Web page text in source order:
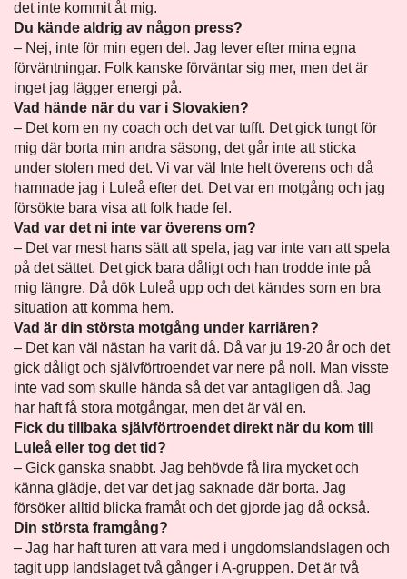
det inte kommit åt mig.
Du kände aldrig av någon press?
– Nej, inte för min egen del. Jag lever efter mina egna
förväntningar. Folk kanske förväntar sig mer, men det är
inget jag lägger energi på.
Vad hände när du var i Slovakien?
– Det kom en ny coach och det var tufft. Det gick tungt för
mig där borta min andra säsong, det går inte att sticka
under stolen med det. Vi var väl Inte helt överens och då
hamnade jag i Luleå efter det. Det var en motgång och jag
försökte bara visa att folk hade fel.
Vad var det ni inte var överens om?
– Det var mest hans sätt att spela, jag var inte van att spela
på det sättet. Det gick bara dåligt och han trodde inte på
mig längre. Då dök Luleå upp och det kändes som en bra
situation att komma hem.
Vad är din största motgång under karriären?
– Det kan väl nästan ha varit då. Då var ju 19-20 år och det
gick dåligt och självförtroendet var nere på noll. Man visste
inte vad som skulle hända så det var antagligen då. Jag
har haft få stora motgångar, men det är väl en.
Fick du tillbaka självförtroendet direkt när du kom till
Luleå eller tog det tid?
– Gick ganska snabbt. Jag behövde få lira mycket och
känna glädje, det var det jag saknade där borta. Jag
försöker alltid blicka framåt och det gjorde jag då också.
Din största framgång?
– Jag har haft turen att vara med i ungdomslandslagen och
tagit upp landslaget två gånger i A-gruppen. Det är två